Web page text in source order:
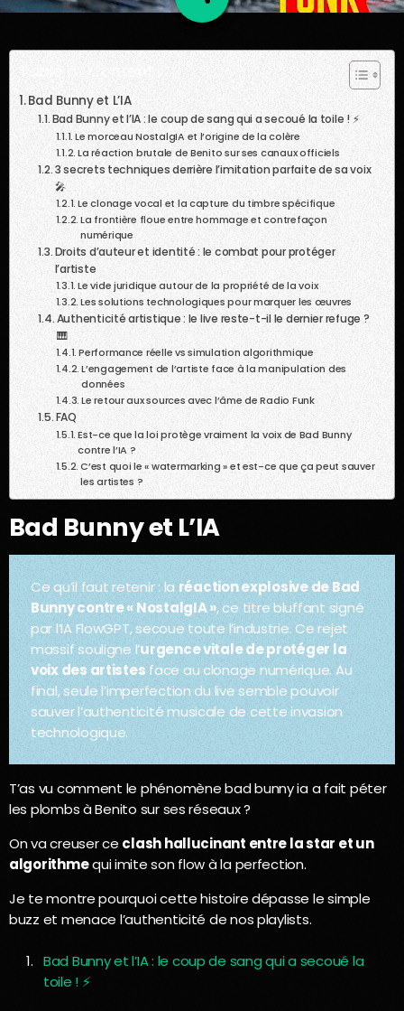
31
Bad Bunny et L’IA
Bad Bunny et l’IA : le coup de sang qui a secoué la toile ! ⚡
Le morceau NostalgIA et l’origine de la colère
La réaction brutale de Benito sur ses canaux officiels
3 secrets techniques derrière l’imitation parfaite de sa voix
🎤
Le clonage vocal et la capture du timbre spécifique
La frontière floue entre hommage et contrefaçon
numérique
Droits d’auteur et identité : le combat pour protéger
l’artiste
Le vide juridique autour de la propriété de la voix
Les solutions technologiques pour marquer les œuvres
Authenticité artistique : le live reste-t-il le dernier refuge ?
🎹
Performance réelle vs simulation algorithmique
L’engagement de l’artiste face à la manipulation des
données
Le retour aux sources avec l’âme de Radio Funk
FAQ
Est-ce que la loi protège vraiment la voix de Bad Bunny
contre l’IA ?
C’est quoi le « watermarking » et est-ce que ça peut sauver
les artistes ?
Bad Bunny et L’IA
Ce qu’il faut retenir : la réaction explosive de Bad
Bunny contre « NostalgIA », ce titre bluffant signé
par l’IA FlowGPT, secoue toute l’industrie. Ce rejet
massif souligne l’urgence vitale de protéger la
voix des artistes face au clonage numérique. Au
final, seule l’imperfection du live semble pouvoir
sauver l’authenticité musicale de cette invasion
technologique.
T’as vu comment le phénomène bad bunny ia a fait péter
les plombs à Benito sur ses réseaux ?
On va creuser ce clash hallucinant entre la star et un
algorithmequi imite son flow à la perfection.
Je te montre pourquoi cette histoire dépasse le simple
buzz et menace l’authenticité de nos playlists.
Bad Bunny et l’IA : le coup de sang qui a secoué la
toile ! ⚡